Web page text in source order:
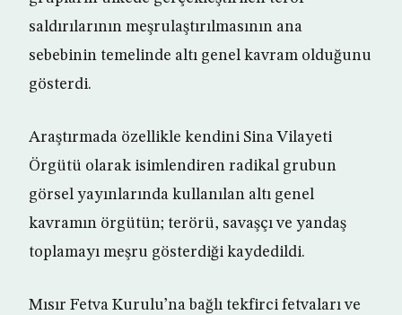
saldırılarının meşrulaştırılmasının ana
sebebinin temelinde altı genel kavram olduğunu
gösterdi.
Araştırmada özellikle kendini Sina Vilayeti
Örgütü olarak isimlendiren radikal grubun
görsel yayınlarında kullanılan altı genel
kavramın örgütün; terörü, savaşçı ve yandaş
toplamayı meşru gösterdiği kaydedildi.
Mısır Fetva Kurulu’na bağlı tekfirci fetvaları ve